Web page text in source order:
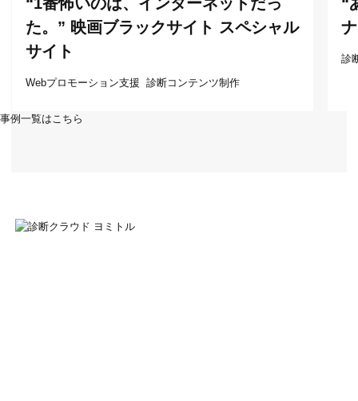
た。” 映画ブラックサイト スペシャル
サイト
Webプロモーション支援 診断コンテンツ制作
診
事例一覧はこちら